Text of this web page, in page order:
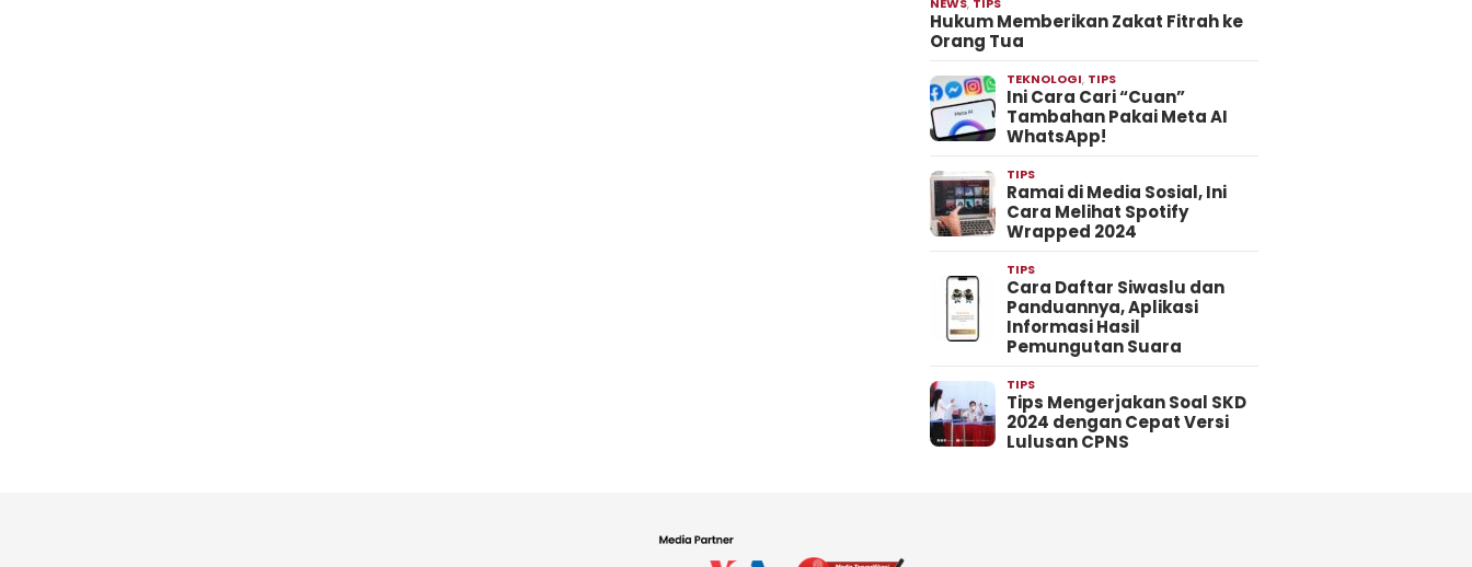
NEWS, TIPS
Hukum Memberikan Zakat Fitrah ke
Orang Tua
TEKNOLOGI, TIPS
Ini Cara Cari “Cuan”
Tambahan Pakai Meta AI
WhatsApp!
TIPS
Ramai di Media Sosial, Ini
Cara Melihat Spotify
Wrapped 2024
TIPS
Cara Daftar Siwaslu dan
Panduannya, Aplikasi
Informasi Hasil
Pemungutan Suara
TIPS
Tips Mengerjakan Soal SKD
2024 dengan Cepat Versi
Lulusan CPNS